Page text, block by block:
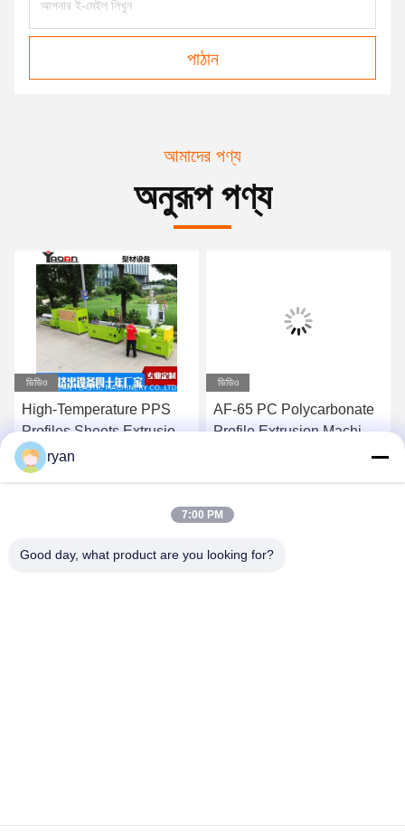
পাঠান
আমাদের পণ্য
অনুরূপ পণ্য
ভিডিও
High-Temperature PPS
Profiles Sheets Extrusion
Machine Production Line
,Polyphenylene Sulfide
ভিডিও
AF-65 PC Polycarbonate
Profile Extrusion Machine
ryan
7:00 PM
Good day, what product are you looking for?